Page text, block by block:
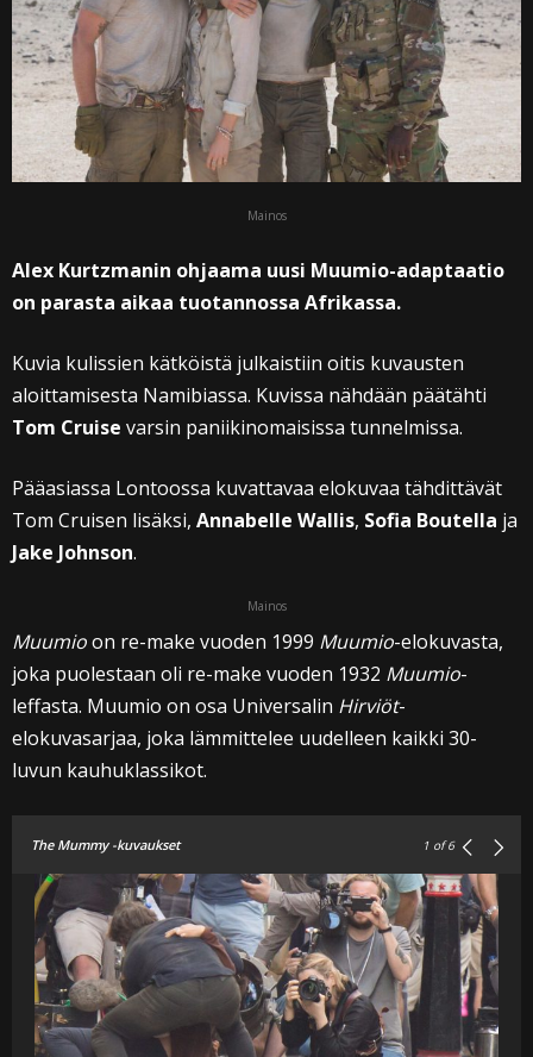
Mainos
Alex Kurtzmanin ohjaama uusi Muumio-adaptaatio
on parasta aikaa tuotannossa Afrikassa.
Kuvia kulissien kätköistä julkaistiin oitis kuvausten
aloittamisesta Namibiassa. Kuvissa nähdään päätähti
Tom Cruise varsin paniikinomaisissa tunnelmissa.
Pääasiassa Lontoossa kuvattavaa elokuvaa tähdittävät
Tom Cruisen lisäksi, Annabelle Wallis, Sofia Boutella ja
Jake Johnson.
Mainos
Muumioon re-make vuoden 1999 Muumio-elokuvasta,
joka puolestaan oli re-make vuoden 1932 Muumio-
leffasta. Muumio on osa Universalin Hirviöt-
elokuvasarjaa, joka lämmittelee uudelleen kaikki 30-
luvun kauhuklassikot.
The Mummy -kuvaukset 1 of 6